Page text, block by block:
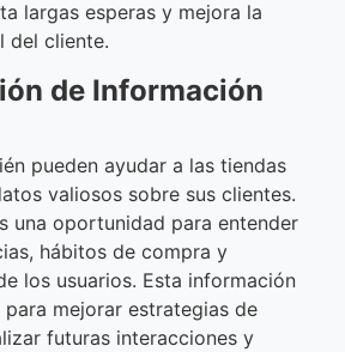
largas esperas y mejora la
del cliente.
de Información
pueden ayudar a las tiendas
valiosos sobre sus clientes.
una oportunidad para entender
hábitos de compra y
los usuarios. Esta información
mejorar estrategias de
futuras interacciones y